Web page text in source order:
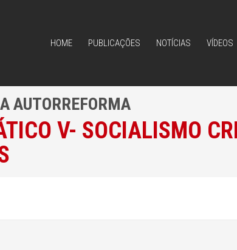
HOME PUBLICAÇÕES NOTÍCIAS VÍDEOS
AUTORREFORMA
V- SOCIALISMO
HOME PUBLICAÇÕES NOTÍCIAS VÍDEOS